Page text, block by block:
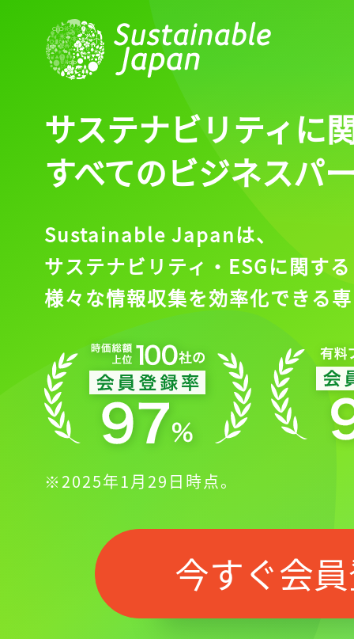
会員登録
サステナビリティに
すべてのビジネスパ
Sustainable Japanは、
サステナビリティ・ESGに関する
様々な情報収集を効率化できる
※2025年1月29日時点。
今すぐ会